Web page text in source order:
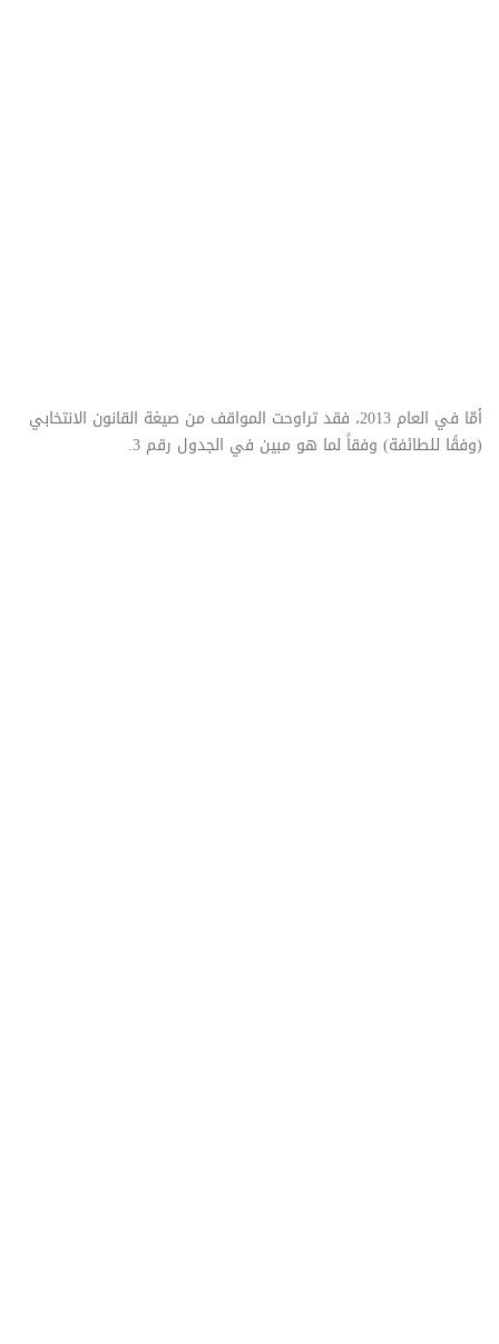
أمّا في العام 2013، فقد تراوحت المواقف من صيغة القانون الانتخابي
(وفقًا للطائفة) وفقاً لما هو مبين في الجدول رقم 3.